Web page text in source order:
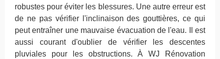
robustes pour éviter les blessures. Une autre erreur est
de ne pas vérifier l'inclinaison des gouttières, ce qui
peut entraîner une mauvaise évacuation de l'eau. Il est
aussi courant d'oublier de vérifier les descentes
pluviales pour les obstructions. À WJ Rénovation